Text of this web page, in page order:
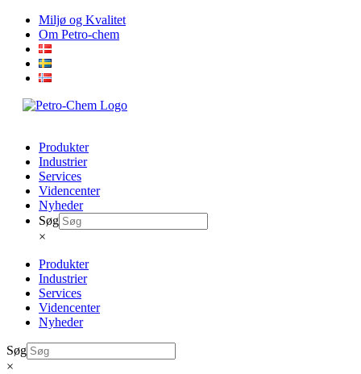
Skip
content
Miljø og Kvalitet
Om Petro-chem
Produkter
Industrier
Services
Videncenter
Nyheder
Søg
×
Produkter
Industrier
Services
Videncenter
Nyheder
Søg
×